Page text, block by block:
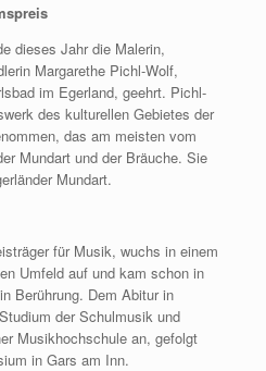
dieses Jahr die Malerin,
Margarethe Pichl-Wolf,
im Egerland, geehrt. Pichl-
des kulturellen Gebietes der
das am meisten vom
Mundart und der Bräuche. Sie
Mundart.
für Musik, wuchs in einem
Umfeld auf und kam schon in
Berührung. Dem Abitur in
der Schulmusik und
Musikhochschule an, gefolgt
in Gars am Inn.